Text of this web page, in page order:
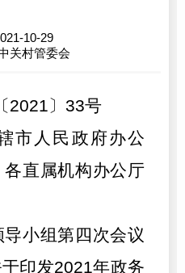
10-29
关村管委会
2021〕33号
市人民政府办公
直属机构办公厅
小组第四次会议
印发2021年政务